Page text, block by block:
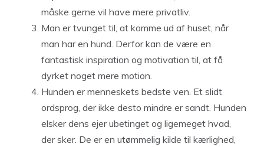
måske gerne vil have mere privatliv.
Man er tvunget til, at komme ud af huset, når
man har en hund. Derfor kan de være en
fantastisk inspiration og motivation til, at få
dyrket noget mere motion.
Hunden er menneskets bedste ven. Et slidt
ordsprog, der ikke desto mindre er sandt. Hunden
elsker dens ejer ubetinget og ligemeget hvad,
der sker. De er en utømmelig kilde til kærlighed,